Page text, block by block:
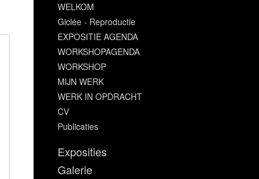
WELKOM
Giclée - Reproductie
EXPOSITIE AGENDA
WORKSHOPAGENDA
WORKSHOP
MIJN WERK
WERK IN OPDRACHT
CV
Publicaties
Exposities
Galerie